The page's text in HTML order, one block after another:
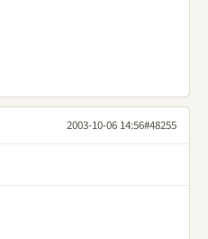
2003-10-06 14:56#48255